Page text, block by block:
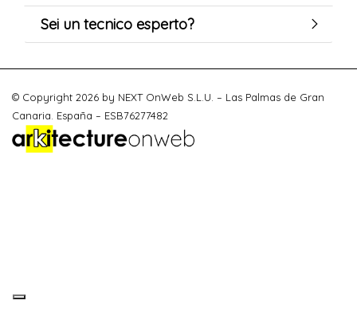
Sei un tecnico esperto?
© Copyright 2026 by NEXT OnWeb S.L.U. – Las Palmas de Gran
Canaria. España – ESB76277482